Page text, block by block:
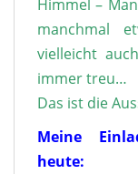
Himmel –
manchmal
vielleicht
immer treu…
Das ist die
Meine
heute: